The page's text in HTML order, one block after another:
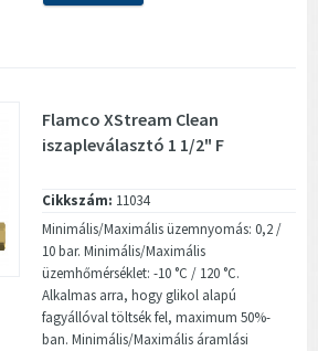
Flamco XStream Clean
iszapleválasztó 1 1/2" F
Cikkszám: 11034
Minimális/Maximális üzemnyomás: 0,2 /
10 bar. Minimális/Maximális
üzemhőmérséklet: -10 °C / 120 °C.
Alkalmas arra, hogy glikol alapú
fagyállóval töltsék fel, maximum 50%-
ban. Minimális/Maximális áramlási